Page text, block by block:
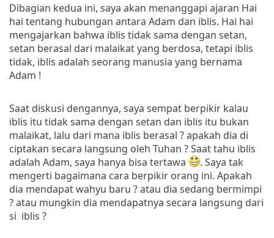
Dibagian kedua ini, saya akan menanggapi ajaran Hai
hai tentang hubungan antara Adam dan iblis. Hai hai
mengajarkan bahwa iblis tidak sama dengan setan,
setan berasal dari malaikat yang berdosa, tetapi iblis
tidak, iblis adalah seorang manusia yang bernama
Adam !
Saat diskusi dengannya, saya sempat berpikir kalau
iblis itu tidak sama dengan setan dan iblis itu bukan
malaikat, lalu dari mana iblis berasal ? apakah dia di
ciptakan secara langsung oleh Tuhan ? Saat tahu iblis
adalah Adam, saya hanya bisa tertawa
. Saya tak
mengerti bagaimana cara berpikir orang ini. Apakah
dia mendapat wahyu baru ? atau dia sedang bermimpi
? atau mungkin dia mendapatnya secara langsung dari
si iblis ?